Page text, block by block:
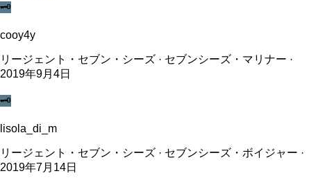
🗝️
cooy4y
リージェント・セブン・シーズ · セブンシーズ・マリナー ·
2019年9月4日
🗝️
lisola_di_m
リージェント・セブン・シーズ · セブンシーズ・ボイジャー ·
2019年7月14日